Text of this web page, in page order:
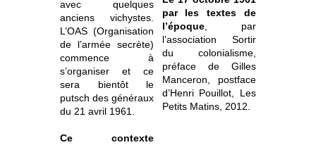
avec quelques
anciens vichystes.
L’OAS (Organisation
de l’armée secrète)
commence à
s’organiser et ce
sera bientôt le
putsch des généraux
du 21 avril 1961.
Ce contexte
par les textes de
l’époque, par
l’association Sortir
du colonialisme,
préface de Gilles
Manceron, postface
d’Henri Pouillot, Les
Petits Matins, 2012.